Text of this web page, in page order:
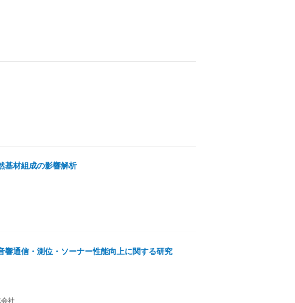
基材組成の影響解析
響通信・測位・ソーナー性能向上に関する研究
社